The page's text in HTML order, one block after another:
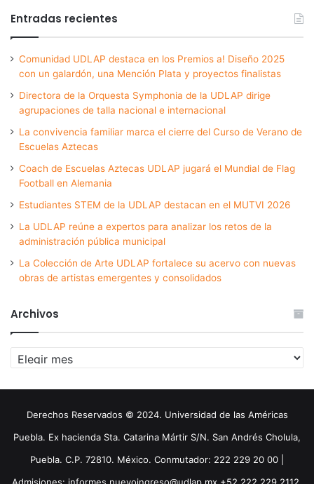
Entradas recientes
Comunidad UDLAP destaca en los Premios a! Diseño 2025
con un galardón, una Mención Plata y proyectos finalistas
Directora de la Orquesta Symphonia de la UDLAP dirige
agrupaciones de talla nacional e internacional
La convivencia familiar marca el cierre del Curso de Verano de
Escuelas Aztecas
Coach de Escuelas Aztecas UDLAP jugará el Mundial de Flag
Football en Alemania
Estudiantes STEM de la UDLAP destacan en el MUTVI 2026
La UDLAP reúne a expertos para analizar los retos de la
administración pública municipal
La Colección de Arte UDLAP fortalece su acervo con nuevas
obras de artistas emergentes y consolidados
Archivos
Archivos
Derechos Reservados © 2024. Universidad de las Américas
Puebla. Ex hacienda Sta. Catarina Mártir S/N. San Andrés Cholula,
Puebla. C.P. 72810. México. Conmutador: 222 229 20 00 |